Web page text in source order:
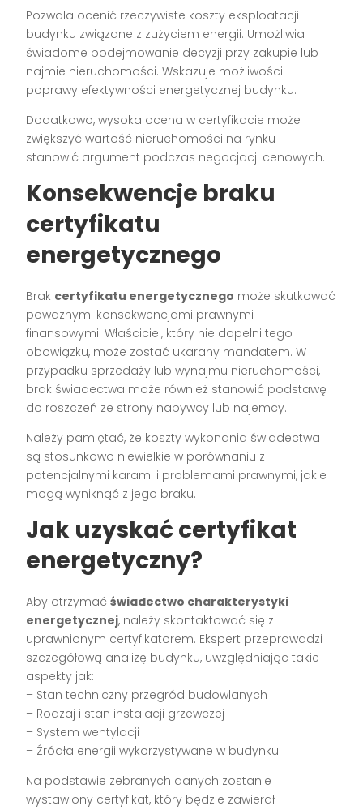
Pozwala ocenić rzeczywiste koszty eksploatacji
budynku związane z zużyciem energii. Umożliwia
świadome podejmowanie decyzji przy zakupie lub
najmie nieruchomości. Wskazuje możliwości
poprawy efektywności energetycznej budynku.
Dodatkowo, wysoka ocena w certyfikacie może
zwiększyć wartość nieruchomości na rynku i
stanowić argument podczas negocjacji cenowych.
Konsekwencje braku
certyfikatu
energetycznego
Brak certyfikatu energetycznego może skutkować
poważnymi konsekwencjami prawnymi i
finansowymi. Właściciel, który nie dopełni tego
obowiązku, może zostać ukarany mandatem. W
przypadku sprzedaży lub wynajmu nieruchomości,
brak świadectwa może również stanowić podstawę
do roszczeń ze strony nabywcy lub najemcy.
Należy pamiętać, że koszty wykonania świadectwa
są stosunkowo niewielkie w porównaniu z
potencjalnymi karami i problemami prawnymi, jakie
mogą wyniknąć z jego braku.
Jak uzyskać certyfikat
energetyczny?
Aby otrzymaćświadectwo charakterystyki
energetycznej, należy skontaktować się z
uprawnionym certyfikatorem. Ekspert przeprowadzi
szczegółową analizę budynku, uwzględniając takie
aspekty jak:
– Stan techniczny przegród budowlanych
– Rodzaj i stan instalacji grzewczej
– System wentylacji
– Źródła energii wykorzystywane w budynku
Na podstawie zebranych danych zostanie
wystawiony certyfikat, który będzie zawierał